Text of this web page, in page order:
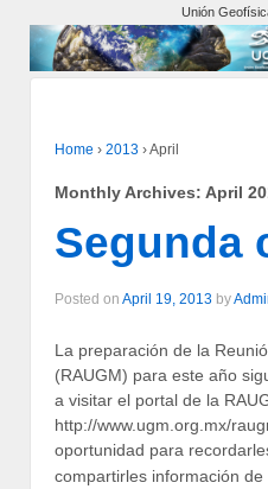
Unión
Home › 2013 ›April
Monthly Archives: April
Segunda
Posted on April 19, 2013 by
La preparación de la
(RAUGM) para este año
a visitar el portal de la
http://www.ugm.org.mx/
oportunidad para
compartirles información de